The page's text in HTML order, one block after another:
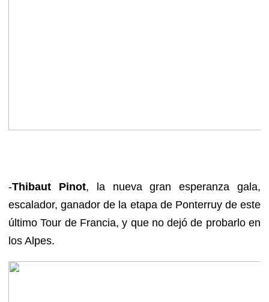
-Thibaut Pinot, la nueva gran esperanza gala,
escalador, ganador de la etapa de Ponterruy de este
último Tour de Francia, y que no dejó de probarlo en
los Alpes.